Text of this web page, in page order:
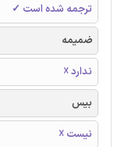
ترجمه شده است ✓
ضمیمه
ندارد ☓
بیس
نیست ☓